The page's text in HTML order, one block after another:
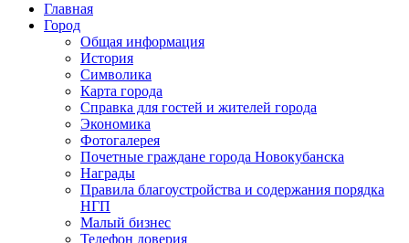
Главная
Город
Общая информация
История
Символика
Карта города
Справка для гостей и жителей города
Экономика
Фотогалерея
Почетные граждане города Новокубанска
Награды
Правила благоустройства и содержания порядка
НГП
Малый бизнес
Телефон доверия